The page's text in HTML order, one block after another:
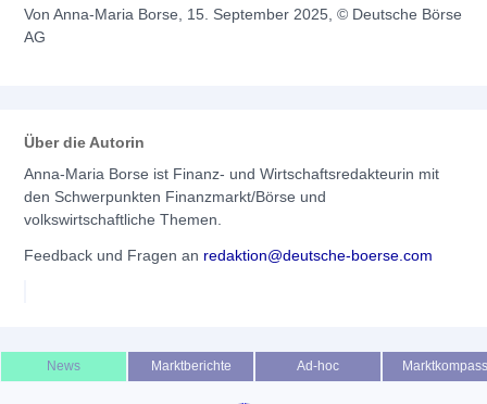
Von Anna-Maria Borse, 15. September 2025, © Deutsche Börse
AG
Über die Autorin
Anna-Maria Borse ist Finanz- und Wirtschaftsredakteurin mit
den Schwerpunkten Finanzmarkt/Börse und
volkswirtschaftliche Themen.
Feedback und Fragen an redaktion@deutsche-boerse.com
News Marktberichte Ad-hoc Marktkompass